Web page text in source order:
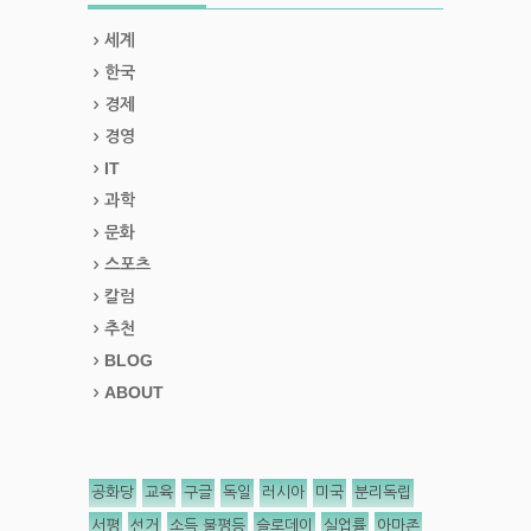
세계
한국
경제
경영
IT
과학
문화
스포츠
칼럼
추천
BLOG
ABOUT
공화당 교육 구글 독일 러시아 미국 분리독립
서평 선거 소득 불평등 슬로데이 실업률 아마존